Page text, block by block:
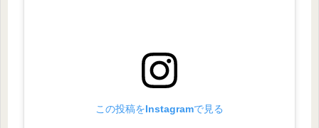
この投稿をInstagramで見る